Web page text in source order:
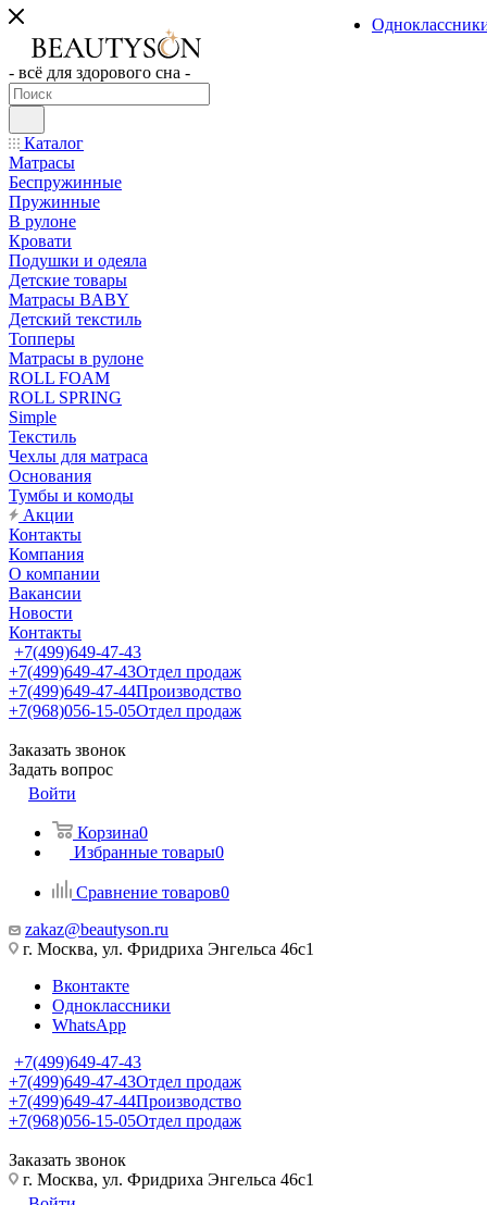
- всё для здорового сна -
Каталог
Матрасы
Беспружинные
Пружинные
В рулоне
Кровати
Подушки и одеяла
Детские товары
Матрасы BABY
Детский текстиль
Топперы
Матрасы в рулоне
ROLL FOAM
ROLL SPRING
Simple
Текстиль
Чехлы для матраса
Основания
Тумбы и комоды
Акции
Контакты
Компания
О компании
Вакансии
Новости
Контакты
+7(499)649-47-43
+7(499)649-47-43Отдел продаж
+7(499)649-47-44Производство
+7(968)056-15-05Отдел продаж
Заказать звонок
Задать вопрос
Войти
Корзина0
Избранные товары0
Сравнение товаров0
zakaz@beautyson.ru
г. Москва, ул. Фридриха Энгельса 46с1
Вконтакте
Одноклассники
WhatsApp
+7(499)649-47-43
+7(499)649-47-43Отдел продаж
+7(499)649-47-44Производство
+7(968)056-15-05Отдел продаж
Заказать звонок
г. Москва, ул. Фридриха Энгельса 46с1